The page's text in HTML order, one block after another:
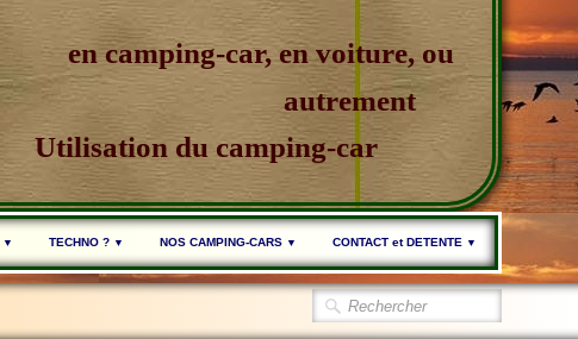
en camping-car, en voiture, ou
autrement
Utilisation du camping-car
▼ TECHNO ? ▼ NOS CAMPING-CARS ▼ CONTACT et DETENTE ▼